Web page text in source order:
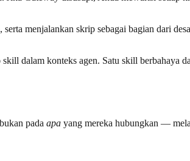
menjalankan skrip sebagai bagian dari
dalam konteks agen. Satu skill berbahaya
pada apa yang mereka hubungkan —